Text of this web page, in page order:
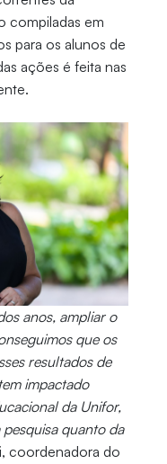
compiladas em
para os alunos de
ações é feita nas
anos, ampliar o
que os
resultados de
impactado
da Unifor,
quanto da
, coordenadora do